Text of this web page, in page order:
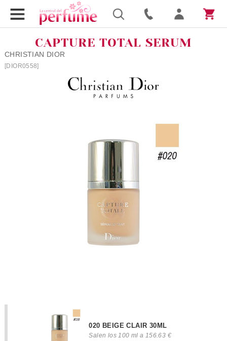
CAPTURE TOTAL SERUM
CHRISTIAN DIOR
[DIOR0558]
020 BEIGE CLAIR 30ML
Salen los 100 ml a 156.63 €